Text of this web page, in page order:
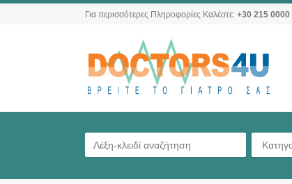
Για περισσότερες Πληροφορίες Καλέστε: +30 215 0000